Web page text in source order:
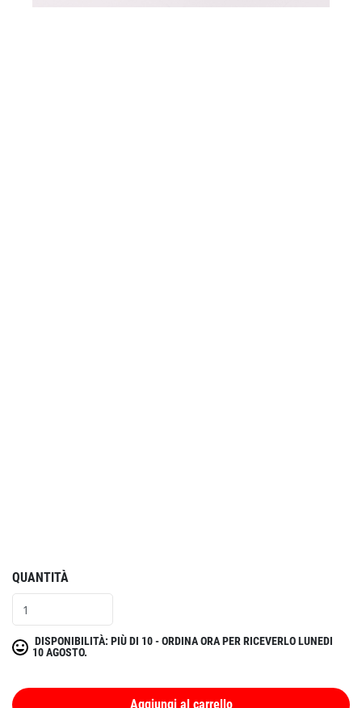
QUANTITÀ
DISPONIBILITÀ: PIÙ DI 10 - ORDINA ORA PER RICEVERLO LUNEDI
10 AGOSTO.
Aggiungi al carrello